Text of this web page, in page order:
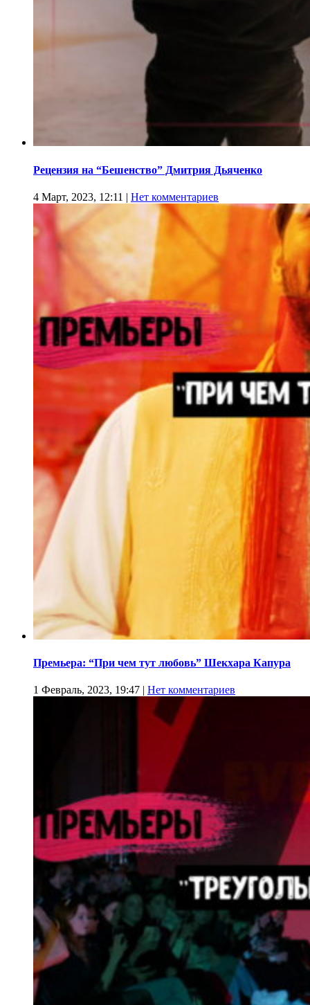
Рецензия на “Бешенство” Дмитрия Дьяченко
4 Март, 2023, 12:11 | Нет комментариев
Премьера: “При чем тут любовь” Шекхара Капура
1 Февраль, 2023, 19:47 | Нет комментариев